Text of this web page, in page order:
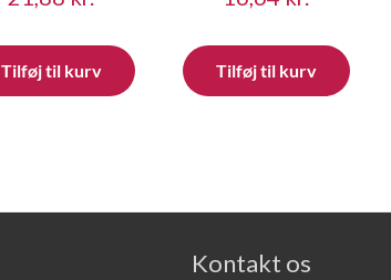
Tilføj til kurv Tilføj til kurv
Kontakt os